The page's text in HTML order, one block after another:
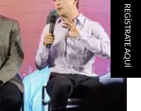
REGÍSTRATE AQUÍ